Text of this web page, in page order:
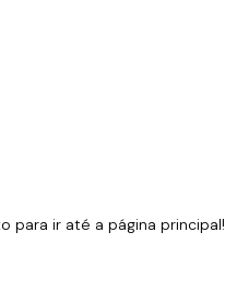
para ir até a página principal!